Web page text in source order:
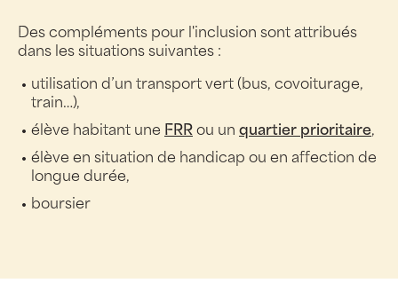
Des compléments pour l'inclusion sont attribués
dans les situations suivantes :
utilisation d’un transport vert (bus, covoiturage,
train…),
élève habitant une FRRou un quartier prioritaire,
élève en situation de handicap ou en affection de
longue durée,
boursier